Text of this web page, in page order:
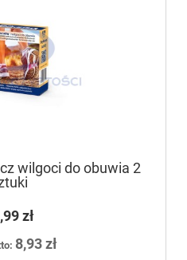
wilgoci do obuwia 2
zł
8,93 zł